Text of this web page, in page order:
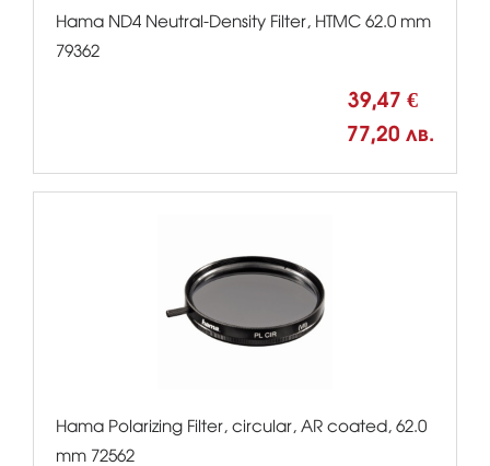
Hama ND4 Neutral-Density Filter, HTMC 62.0 mm
79362
39,47 €
77,20 лв.
Hama Polarizing Filter, circular, AR coated, 62.0
mm 72562